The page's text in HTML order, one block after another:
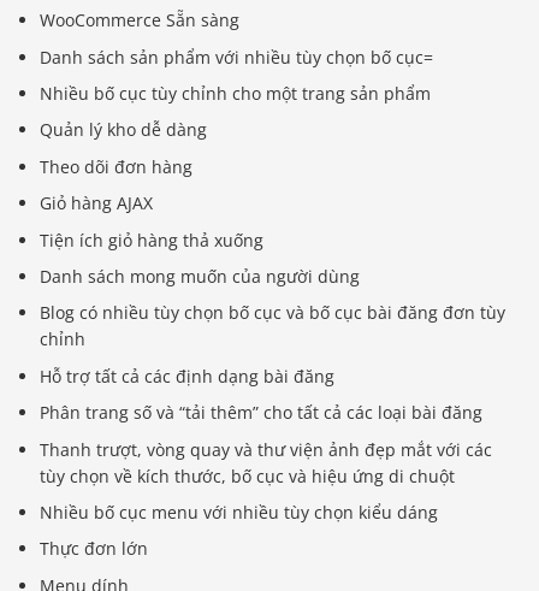
WooCommerce Sẵn sàng
Danh sách sản phẩm với nhiều tùy chọn bố cục=
Nhiều bố cục tùy chỉnh cho một trang sản phẩm
Quản lý kho dễ dàng
Theo dõi đơn hàng
Giỏ hàng AJAX
Tiện ích giỏ hàng thả xuống
Danh sách mong muốn của người dùng
Blog có nhiều tùy chọn bố cục và bố cục bài đăng đơn tùy
chỉnh
Hỗ trợ tất cả các định dạng bài đăng
Phân trang số và “tải thêm” cho tất cả các loại bài đăng
Thanh trượt, vòng quay và thư viện ảnh đẹp mắt với các
tùy chọn về kích thước, bố cục và hiệu ứng di chuột
Nhiều bố cục menu với nhiều tùy chọn kiểu dáng
Thực đơn lớn
Menu dính